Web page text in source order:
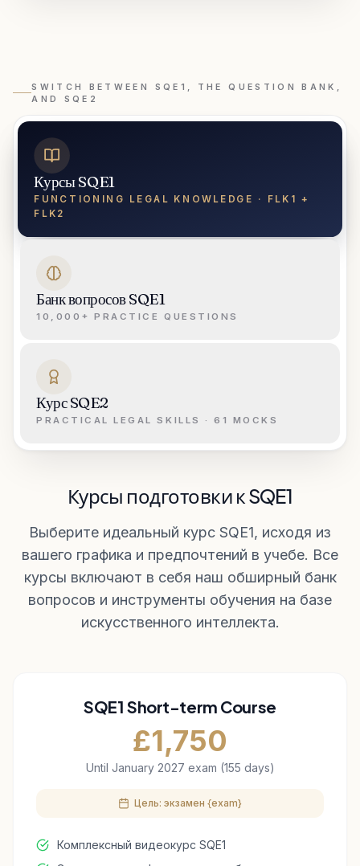
SWITCH BETWEEN SQE1, THE QUESTION BANK,
AND SQE2
Курсы SQE1
FUNCTIONING LEGAL KNOWLEDGE · FLK1 +
FLK2
Банк вопросов SQE1
10,000+ PRACTICE QUESTIONS
Курс SQE2
PRACTICAL LEGAL SKILLS · 61 MOCKS
Курсы подготовки к SQE1
Выберите идеальный курс SQE1, исходя из
вашего графика и предпочтений в учебе. Все
курсы включают в себя наш обширный банк
вопросов и инструменты обучения на базе
искусственного интеллекта.
SQE1 Short-term Course
£1,750
Until January 2027 exam (155 days)
Цель: экзамен {exam}
Комплексный видеокурс SQE1